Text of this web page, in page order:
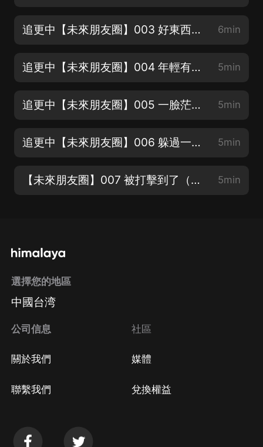
追更中【未來朋友圈】003 好東西（新書上架！甩出月票來砸我吧！） 6min
追更中【未來朋友圈】004 年輕有為（喜歡誰的聲音？快來表白吧） 5min
追更中【未來朋友圈】005 一臉茫然（喜歡哪個角色？評論區告訴我吧） 5min
追更中【未來朋友圈】006 躲過一劫（收聽完整集，對主播很重要哦） 5min
【未來朋友圈】007 被打擊到了（訂閱分享 五星好評 投月票啦） 5min
選擇您的地區
中國台湾
公司信息
關於我們
聯繫我們
社區
媒體
兌換權益